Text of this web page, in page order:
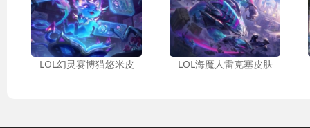
LOL幻灵赛博猫悠米皮 LOL海魔人雷克塞皮肤